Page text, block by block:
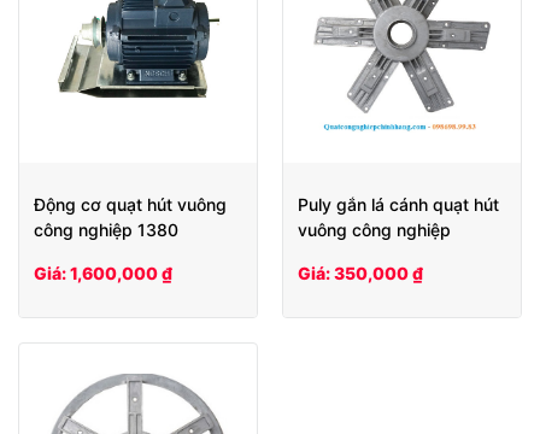
Động cơ quạt hút vuông
công nghiệp 1380
Giá: 1,600,000 ₫
Puly gắn lá cánh quạt hút
vuông công nghiệp
Giá: 350,000 ₫